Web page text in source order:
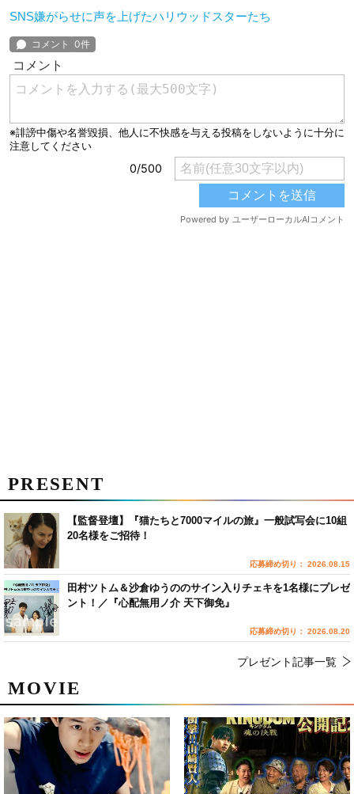
SNS嫌がらせに声を上げたハリウッドスターたち
MOVIE
PRESENT
【監督登壇】『猫たちと7000マイルの旅』一般試写会に10組
20名様をご招待！
応募締め切り： 2026.08.15
田村ツトム＆沙倉ゆうののサイン入りチェキを1名様にプレゼ
ント！／『心配無用ノ介 天下御免』
応募締め切り： 2026.08.20
プレゼント記事一覧